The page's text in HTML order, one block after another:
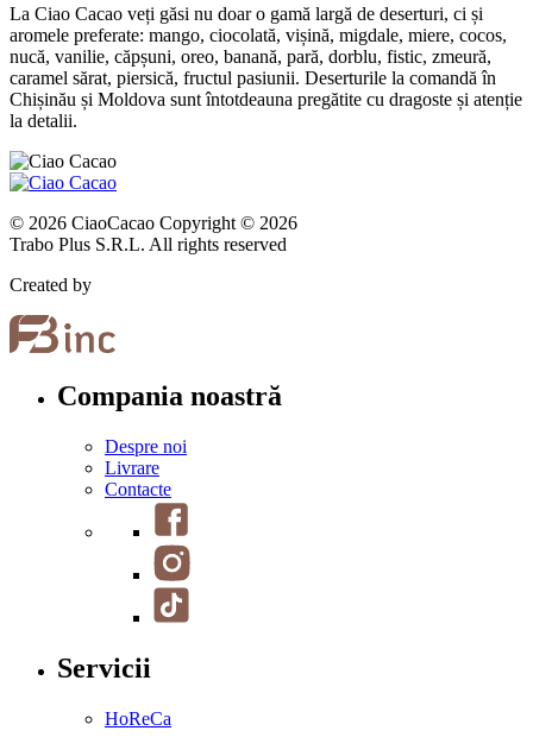
La Ciao Cacao veți găsi nu doar o gamă largă de deserturi, ci și
aromele preferate: mango, ciocolată, vișină, migdale, miere, cocos,
nucă, vanilie, căpșuni, oreo, banană, pară, dorblu, fistic, zmeură,
caramel sărat, piersică, fructul pasiunii. Deserturile la comandă în
Chișinău și Moldova sunt întotdeauna pregătite cu dragoste și atenție
la detalii.
© 2026 CiaoCacao Copyright © 2026
Trabo Plus S.R.L. All rights reserved
Created by
Compania noastră
Despre noi
Livrare
Contacte
Servicii
HoReCa